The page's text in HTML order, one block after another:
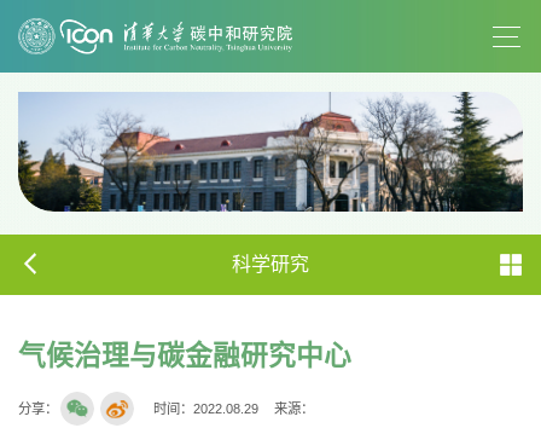
科学研究
气候治理与碳金融研究中心
分享： 时间：2022.08.29 来源：